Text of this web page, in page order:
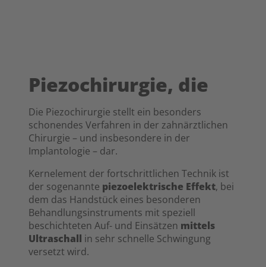
Piezochirurgie, die
Die Piezochirurgie stellt ein besonders
schonendes Verfahren in der zahnärztlichen
Chirurgie – und insbesondere in der
Implantologie – dar.
Kernelement der fortschrittlichen Technik ist
der sogenannte piezoelektrische Effekt, bei
dem das Handstück eines besonderen
Behandlungsinstruments mit speziell
beschichteten Auf- und Einsätzen mittels
Ultraschall in sehr schnelle Schwingung
versetzt wird.